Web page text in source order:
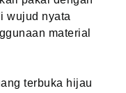
wujud nyata
material
terbuka hijau